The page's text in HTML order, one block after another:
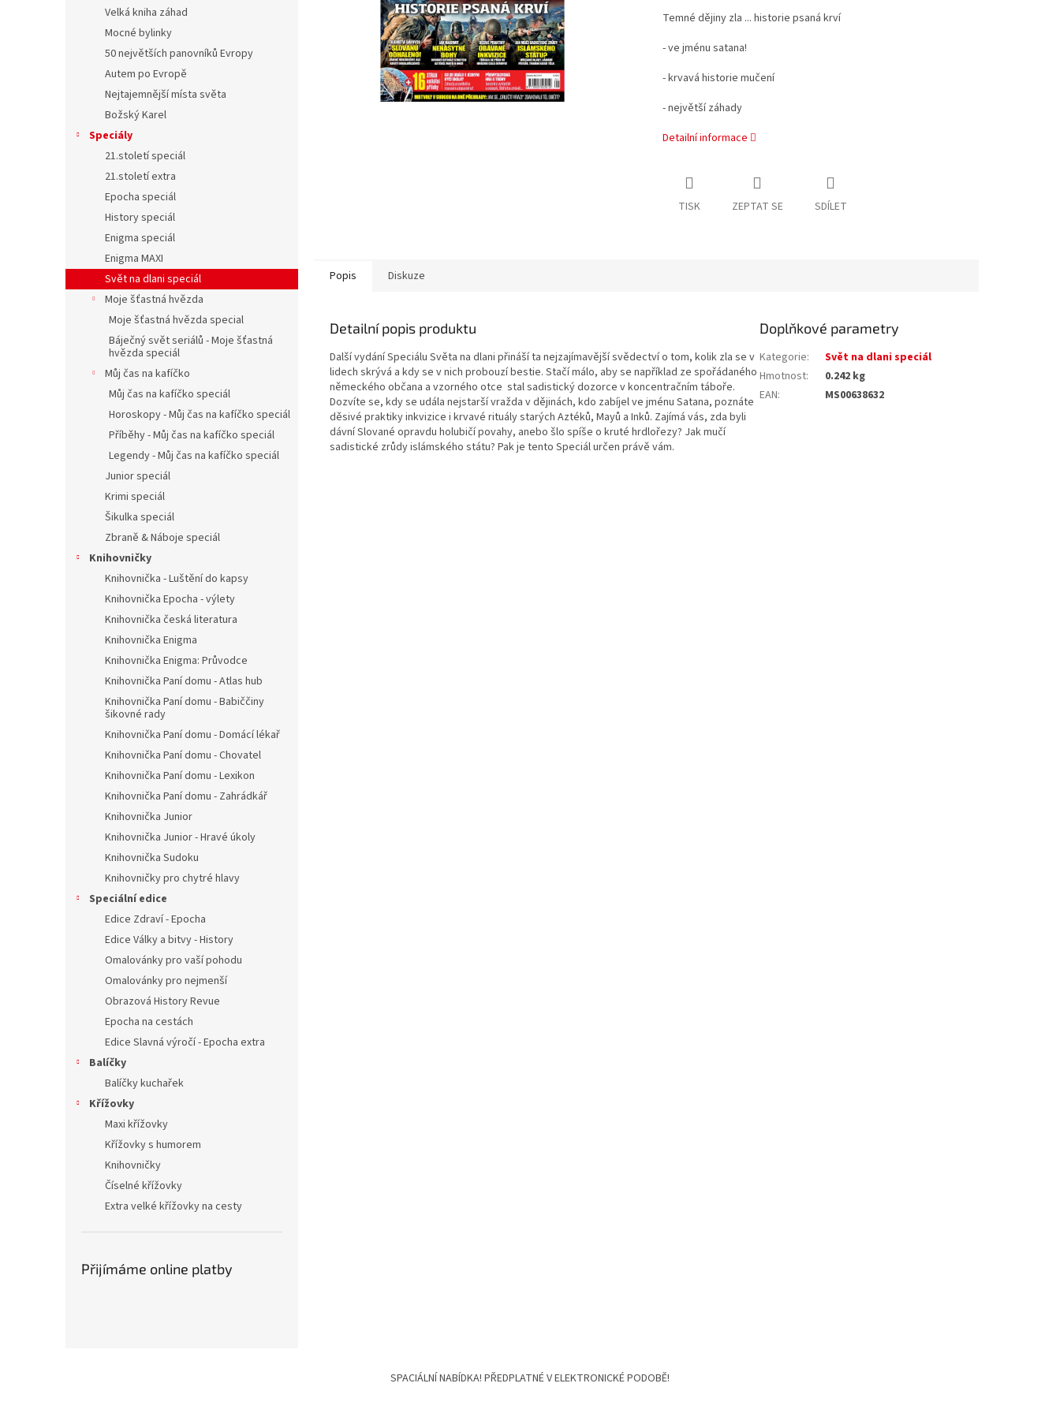
Velká kniha záhad
Mocné bylinky
50 největších panovníků Evropy
Autem po Evropě
Nejtajemnější místa světa
Božský Karel
Speciály
21.století speciál
21.století extra
Epocha speciál
History speciál
Enigma speciál
Enigma MAXI
Svět na dlani speciál
Moje šťastná hvězda
Moje šťastná hvězda special
Báječný svět seriálů - Moje šťastná
hvězda speciál
Můj čas na kafíčko
Můj čas na kafíčko speciál
Horoskopy - Můj čas na kafíčko speciál
Příběhy - Můj čas na kafíčko speciál
Legendy - Můj čas na kafíčko speciál
Junior speciál
Krimi speciál
Šikulka speciál
Zbraně & Náboje speciál
Knihovničky
Knihovnička - Luštění do kapsy
Knihovnička Epocha - výlety
Knihovnička česká literatura
Knihovnička Enigma
Knihovnička Enigma: Průvodce
Knihovnička Paní domu - Atlas hub
Knihovnička Paní domu - Babiččiny
šikovné rady
Knihovnička Paní domu - Domácí lékař
Knihovnička Paní domu - Chovatel
Knihovnička Paní domu - Lexikon
Knihovnička Paní domu - Zahrádkář
Knihovnička Junior
Knihovnička Junior - Hravé úkoly
Knihovnička Sudoku
Knihovničky pro chytré hlavy
Speciální edice
Edice Zdraví - Epocha
Edice Války a bitvy - History
Omalovánky pro vaší pohodu
Omalovánky pro nejmenší
Obrazová History Revue
Epocha na cestách
Edice Slavná výročí - Epocha extra
Balíčky
Balíčky kuchařek
Křížovky
Maxi křížovky
Křížovky s humorem
Knihovničky
Číselné křížovky
Extra velké křížovky na cesty
Přijímáme online platby
Temné dějiny zla ... historie psaná krví
- ve jménu satana!
- krvavá historie mučení
- největší záhady
Detailní informace
TISK ZEPTAT SE SDÍLET
Popis Diskuze
Detailní popis produktu
Další vydání Speciálu Světa na dlani přináší ta nejzajímavější svědectví o tom, kolik zla se v
lidech skrývá a kdy se v nich probouzí bestie. Stačí málo, aby se například ze spořádaného
německého občana a vzorného otce stal sadistický dozorce v koncentračním táboře.
Dozvíte se, kdy se udála nejstarší vražda v dějinách, kdo zabíjel ve jménu Satana, poznáte
děsivé praktiky inkvizice i krvavé rituály starých Aztéků, Mayů a Inků. Zajímá vás, zda byli
dávní Slované opravdu holubičí povahy, anebo šlo spíše o kruté hrdlořezy? Jak mučí
sadistické zrůdy islámského státu? Pak je tento Speciál určen právě vám.
Doplňkové parametry
Kategorie:
Svět na dlani speciál
Hmotnost:
0.242 kg
EAN: MS00638632
SPACIÁLNÍ NABÍDKA! PŘEDPLATNÉ V ELEKTRONICKÉ PODOBĚ!